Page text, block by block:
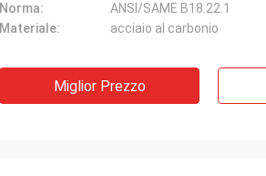
Norma:
ANSI/SAME B18.22.1
Materiale:
acciaio al carbonio
Miglior Prezzo